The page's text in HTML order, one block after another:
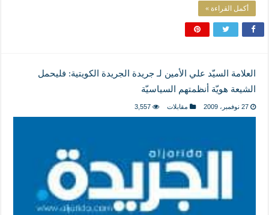
أكمل القراءة »
العلامة السيّد علي الأمين لـ جريدة الجريدة الكويتية: فليحمل
الشيعة هويّة أنظمتهم السياسيّة
27 نوفمبر، 2009 مقابلات 3,557